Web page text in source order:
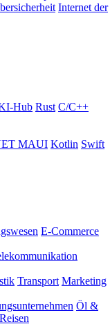
Internet der
Hub Rust C/C++
MAUI Kotlin Swift
E-Commerce
Transport Marketing
Öl &
Reisen